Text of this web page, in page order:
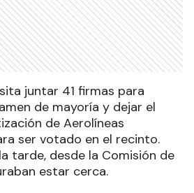
juntar 41 firmas para
de mayoría y dejar el
de Aerolíneas
ser votado en el recinto.
tarde, desde la Comisión de
estar cerca.